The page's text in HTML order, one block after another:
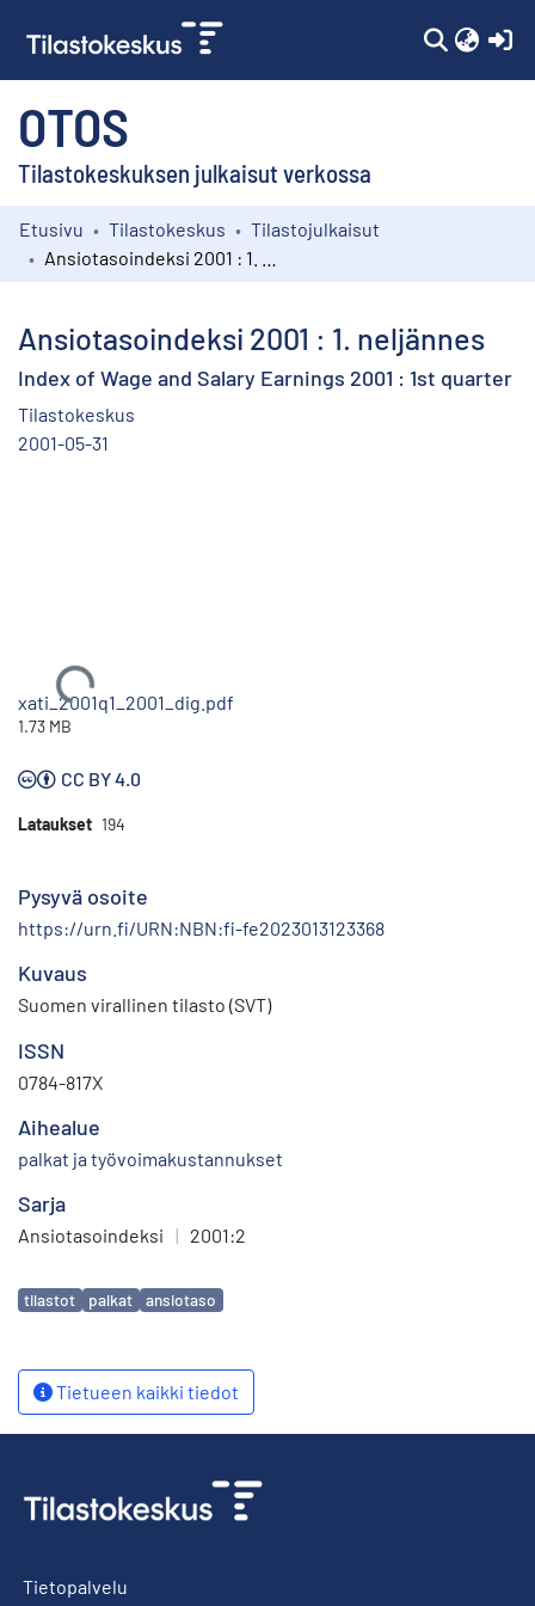
OTOS
Tilastokeskuksen julkaisut verkossa
Kokoelmat
Etusivu Tilastokeskus
Tilastojulkaisut
Ansiotasoindeksi 2001 : 1. neljännes
Index of Wage and Salary Earnings 2001 : 1st quarter
Tilastokeskus
2001-05-31
Ladataan...
xati_2001q1_2001_dig.pdf
1.73 MB
CC BY 4.0
Lataukset 194
Pysyvä osoite
https://urn.fi/URN:NBN:fi-fe2023013123368
Kuvaus
Suomen virallinen tilasto (SVT)
ISSN
0784-817X
Aihealue
palkat ja työvoimakustannukset
Sarja
Ansiotasoindeksi | 2001:2
Avainsanat
tilastot palkat ansiotaso
Tietueen kaikki tiedot
Tietopalvelu